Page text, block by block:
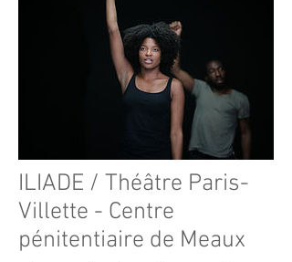
ILIADE / Théâtre Paris-
Villette - Centre
pénitentiaire de Meaux